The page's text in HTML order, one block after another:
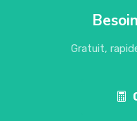
Gratuit,